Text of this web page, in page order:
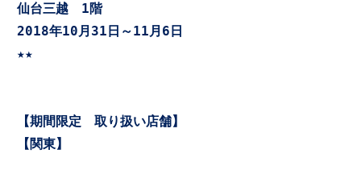
仙台三越　1階
2018年10月31日～11月6日
★★
【関東】